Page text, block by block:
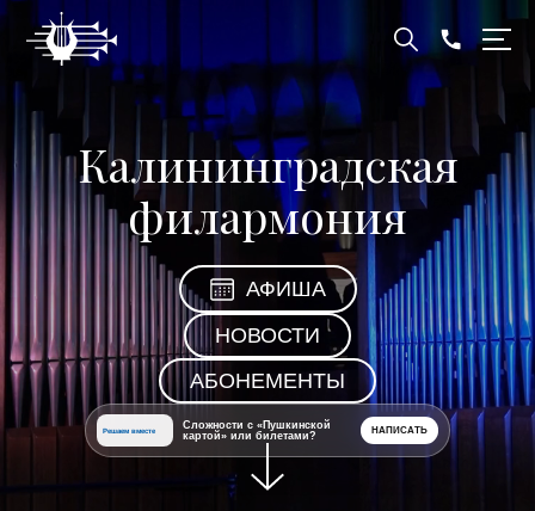
Калининградская
филармония
АФИША
НОВОСТИ
АБОНЕМЕНТЫ
Решаем вместе
Сложности с «Пушкинской
картой» или билетами?
НАПИСАТЬ